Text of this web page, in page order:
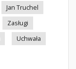
Jan Truchel
Zasługi
Uchwała